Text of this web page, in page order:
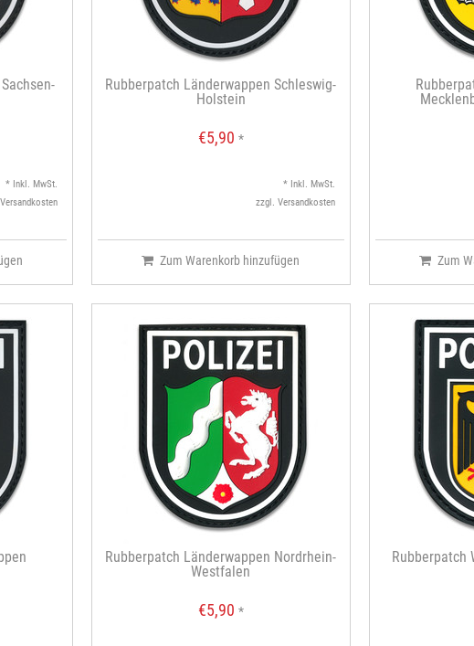
* Inkl. MwSt.
Versandkosten
Rubberpatch Länderwappen Schleswig-
Holstein
€5,90 *
* Inkl. MwSt.
zzgl. Versandkosten
Zum Warenkorb hinzufügen Zum
Rubberpatch Länderwappen Nordrhein-
Westfalen
€5,90 *
Rubberpatch